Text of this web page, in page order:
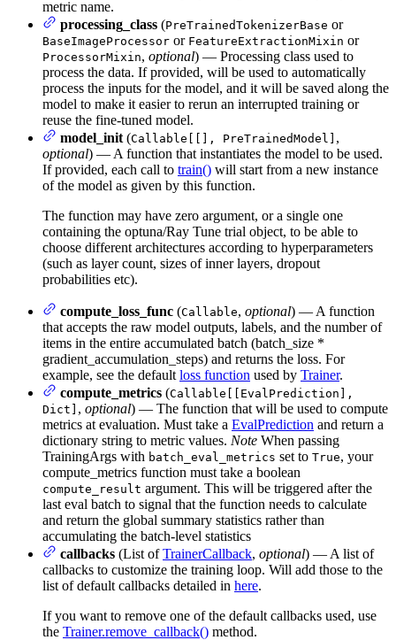
metric name.
processing_class (PreTrainedTokenizerBase or
BaseImageProcessor or FeatureExtractionMixin or
ProcessorMixin, optional) — Processing class used to
process the data. If provided, will be used to automatically
process the inputs for the model, and it will be saved along the
model to make it easier to rerun an interrupted training or
reuse the fine-tuned model.
model_init (Callable[[], PreTrainedModel] ,
optional) — A function that instantiates the model to be used.
If provided, each call to train() will start from a new instance
of the model as given by this function.
The function may have zero argument, or a single one
containing the optuna/Ray Tune trial object, to be able to
choose different architectures according to hyperparameters
(such as layer count, sizes of inner layers, dropout
probabilities etc).
compute_loss_func (Callable, optional) — A function
that accepts the raw model outputs, labels, and the number of
items in the entire accumulated batch (batch_size *
gradient_accumulation_steps) and returns the loss. For
example, see the default loss function used by Trainer.
compute_metrics (Callable[[EvalPrediction],
Dict] , optional) — The function that will be used to compute
metrics at evaluation. Must take a EvalPrediction and return a
dictionary string to metric values. Note When passing
TrainingArgs with batch_eval_metrics set to True, your
compute_metrics function must take a boolean
compute_result argument. This will be triggered after the
last eval batch to signal that the function needs to calculate
and return the global summary statistics rather than
accumulating the batch-level statistics
callbacks (List ofTrainerCallback, optional) — A list of
callbacks to customize the training loop. Will add those to the
list of default callbacks detailed in here.
If you want to remove one of the default callbacks used, use
the Trainer.remove_callback() method.